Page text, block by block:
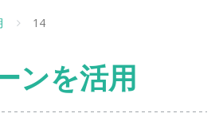
14
ンを活用